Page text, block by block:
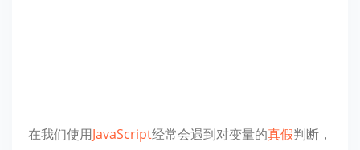
在我们使用JavaScript经常会遇到对变量的真假判断，